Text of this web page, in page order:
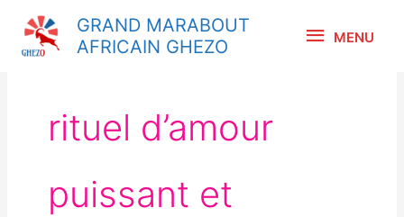
contenu
GRAND MARABOUT
AFRICAIN GHEZO
MENU
rituel d’amour
puissant et